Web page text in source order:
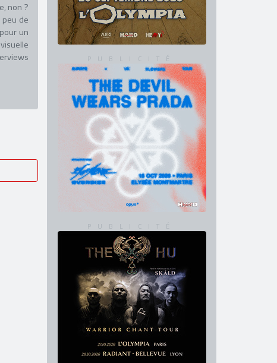
non ?
de
un